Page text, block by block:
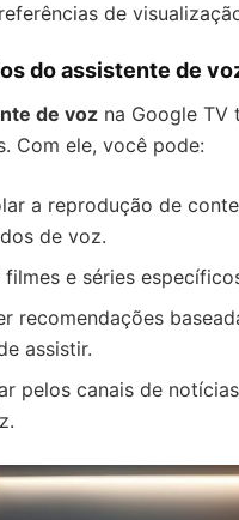
de
do assistente de
de voz na Google TV
Com ele, você pode:
a reprodução de
de voz.
filmes e séries
recomendações
assistir.
pelos canais de